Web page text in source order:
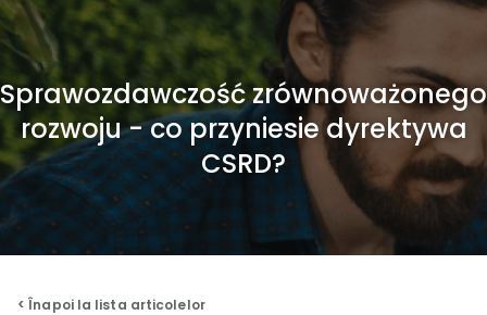
Sprawozdawczość zrównoważonego
rozwoju - co przyniesie dyrektywa
CSRD?
< Înapoi la lista articolelor